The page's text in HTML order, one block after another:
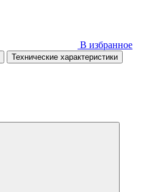
В избранное
Технические характеристики